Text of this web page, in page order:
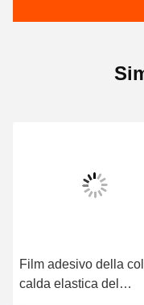
Film adesivo della
calda elastica del